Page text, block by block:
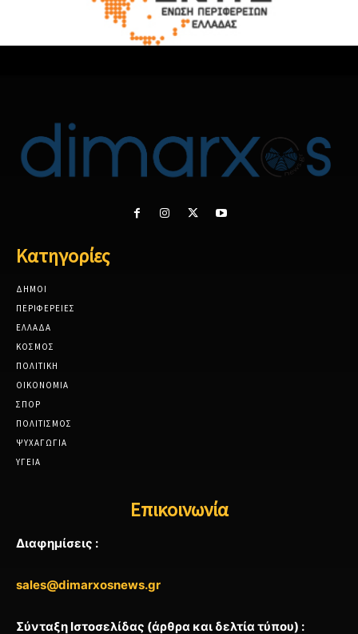
Κατηγορίες
ΔΗΜΟΙ
ΠΕΡΙΦΕΡΕΙΕΣ
ΕΛΛΑΔΑ
ΚΟΣΜΟΣ
ΠΟΛΙΤΙΚΗ
ΟΙΚΟΝΟΜΙΑ
ΣΠΟΡ
ΠΟΛΙΤΙΣΜΟΣ
ΨΥΧΑΓΩΓΙΑ
ΥΓΕΙΑ
Επικοινωνία
Διαφημίσεις :
sales@dimarxosnews.gr
Σύνταξη Ιστοσελίδας (άρθρα και δελτία τύπου) :